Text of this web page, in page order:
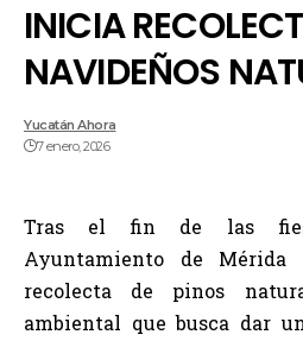
INICIA
NAVIDEÑOS
Yucatán Ahora
7 enero, 2026
Tras el fin de las
Ayuntamiento de
recolecta de pinos
ambiental que busca dar